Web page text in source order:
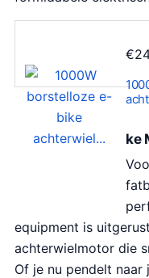
€
ke
equipment is
achterwielmotor die
Of je nu pendelt